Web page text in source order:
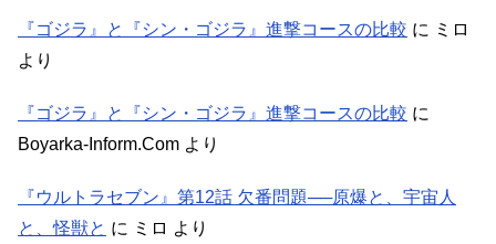
『ゴジラ』と『シン・ゴジラ』進撃コースの比較 に ミロ
より
『ゴジラ』と『シン・ゴジラ』進撃コースの比較 に
Boyarka-Inform.Com より
『ウルトラセブン』第12話 欠番問題──原爆と、宇宙人
と、怪獣と に ミロ より